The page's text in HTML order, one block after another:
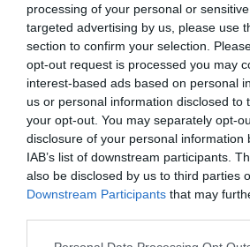
processing of your personal or
targeted advertising by us, please use
section to confirm your selection.
opt-out request is processed you may
interest-based ads based on personal
us or personal information disclosed to
your opt-out. You may separately opt-
disclosure of your personal information
IAB’s list of downstream participants.
also be disclosed by us to third parties
Downstream Participants that may
Please note that this website/app uses
Intézkedni összesen 308
ebből 72 alkalommal kellett
bűncselekmény vagy
amiből 48-szor
garázdaság, testi sértés
történt szabálysértés.